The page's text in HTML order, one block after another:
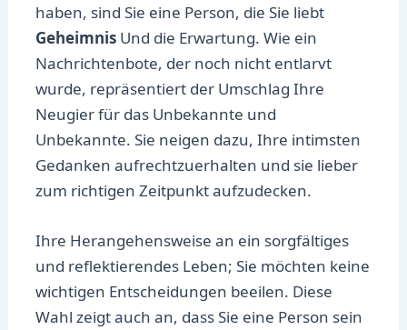
haben, sind Sie eine Person, die Sie liebt
Geheimnis Und die Erwartung. Wie ein
Nachrichtenbote, der noch nicht entlarvt
wurde, repräsentiert der Umschlag Ihre
Neugier für das Unbekannte und
Unbekannte. Sie neigen dazu, Ihre intimsten
Gedanken aufrechtzuerhalten und sie lieber
zum richtigen Zeitpunkt aufzudecken.
Ihre Herangehensweise an ein sorgfältiges
und reflektierendes Leben; Sie möchten keine
wichtigen Entscheidungen beeilen. Diese
Wahl zeigt auch an, dass Sie eine Person sein